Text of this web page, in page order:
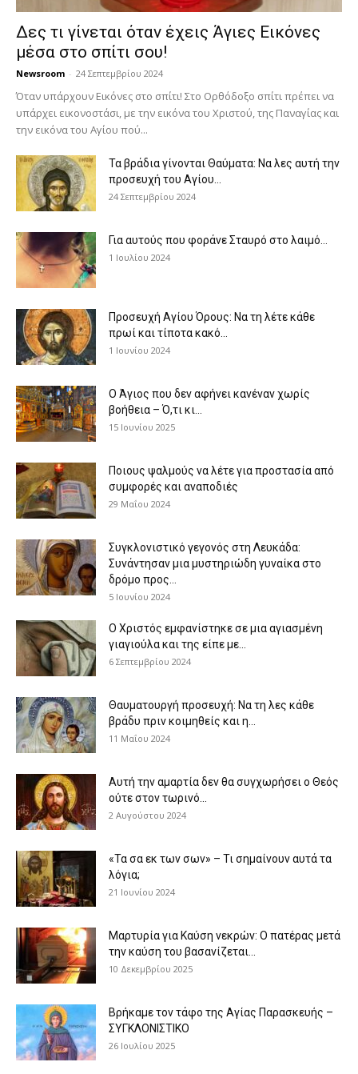
Δες τι γίνεται όταν έχεις Άγιες Εικόνες
μέσα στο σπίτι σου!
Newsroom - 24 Σεπτεμβρίου 2024
Όταν υπάρχουν Εικόνες στο σπίτι! Στο Ορθόδοξο σπίτι πρέπει να
υπάρχει εικονοστάσι, με την εικόνα του Χριστού, της Παν­αγίας και
την εικόνα του Αγίου πού...
Τα βράδια γίνονται Θαύματα: Να λες αυτή την
προσευχή του Αγίου...
24 Σεπτεμβρίου 2024
Για αυτούς που φοράνε Σταυρό στο λαιμό…
1 Ιουλίου 2024
Προσευχή Αγίου Όρους: Να τη λέτε κάθε
πρωί και τίποτα κακό...
1 Ιουνίου 2024
Ο Άγιος που δεν αφήνει κανέναν χωρίς
βοήθεια – Ό,τι κι...
15 Ιουνίου 2025
Ποιους ψαλμούς να λέτε για προστασία από
συμφορές και αναποδιές
29 Μαΐου 2024
Συγκλονιστικό γεγονός στη Λευκάδα:
Συνάντησαν μια μυστηριώδη γυναίκα στο
δρόμο προς...
5 Ιουνίου 2024
Ο Χριστός εμφανίστηκε σε μια αγιασμένη
γιαγιούλα και της είπε με...
6 Σεπτεμβρίου 2024
Θαυματουργή προσευχή: Να τη λες κάθε
βράδυ πριν κοιμηθείς και η...
11 Μαΐου 2024
Αυτή την αμαρτία δεν θα συγχωρήσει ο Θεός
ούτε στον τωρινό...
2 Αυγούστου 2024
«Τα σα εκ των σων» – Τι σημαίνουν αυτά τα
λόγια;
21 Ιουνίου 2024
Μαρτυρία για Καύση νεκρών: Ο πατέρας μετά
την καύση του βασανίζεται...
10 Δεκεμβρίου 2025
Βρήκαμε τον τάφο της Αγίας Παρασκευής –
ΣΥΓΚΛΟΝΙΣΤΙΚΟ
26 Ιουλίου 2025